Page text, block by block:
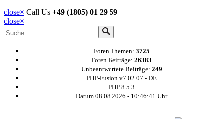
close× Call Us +49 (1805) 01 29 59
close×
Foren Themen: 3725
Foren Beiträge: 26383
Unbeantwortete Beiträge: 249
PHP-Fusion v7.02.07 - DE
PHP 8.5.3
Datum 08.08.2026 - 10:46:42 Uhr